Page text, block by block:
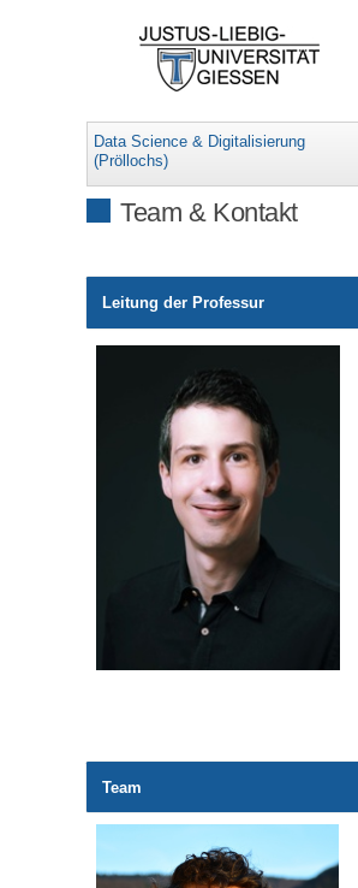
Data Science & Digitalisierung
(Pröllochs)
Team & Kontakt
Leitung der Professur
Team